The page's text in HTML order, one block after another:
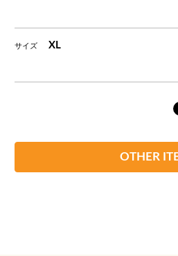
サイズ XL
OTHER